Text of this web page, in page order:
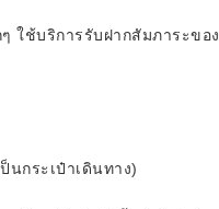
ใช้บริการรับฝากสัมภาระของ
กระเป๋าเดินทาง)